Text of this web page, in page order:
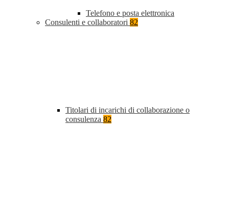
Telefono e posta elettronica
Consulenti e collaboratori 82
Titolari di incarichi di collaborazione o
consulenza 82